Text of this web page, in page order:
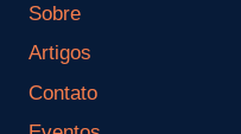
Sobre
Artigos
Contato